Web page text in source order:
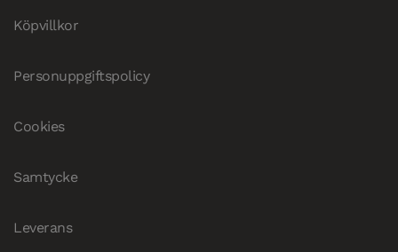
Köpvillkor
Personuppgiftspolicy
Cookies
Samtycke
Leverans